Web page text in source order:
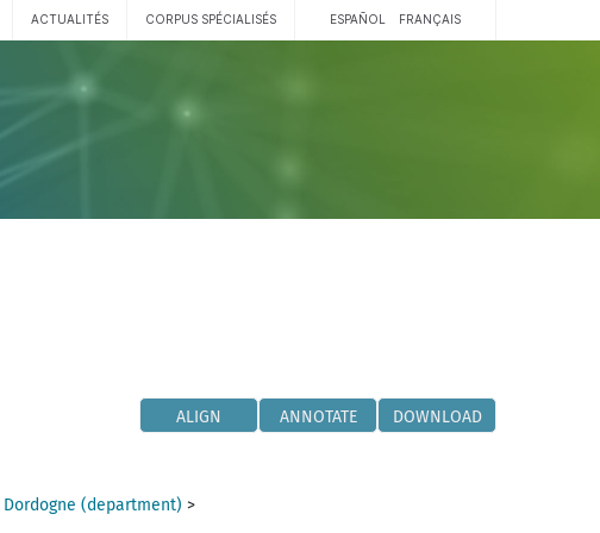
ACTUALITÉS CORPUS SPÉCIALISÉS ESPAÑOL FRANÇAIS
ALIGN ANNOTATE DOWNLOAD
Dordogne (department) >